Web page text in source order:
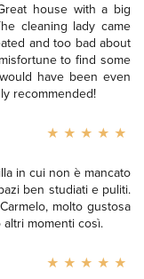
house with a big
cleaning lady came
and too bad about
to find some
have been even
recommended!
in cui non è mancato
ben studiati e puliti.
molto gustosa
momenti così.